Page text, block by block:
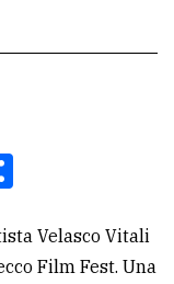
Velasco Vitali
Film Fest. Una